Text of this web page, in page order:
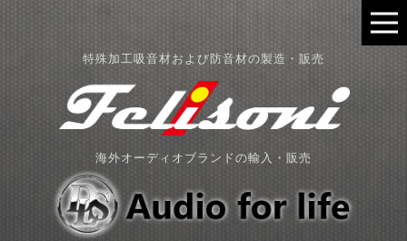
特殊加工吸音材および防音材の製造・販売
海外オーディオブランドの輸入・販売